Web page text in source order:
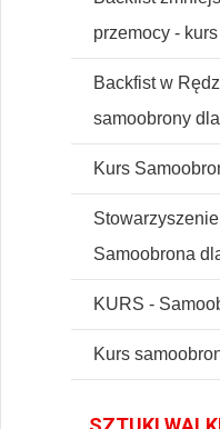
przemocy -
Backfist w
samoobrony
Kurs
Samoobrona
KURS -
Kurs